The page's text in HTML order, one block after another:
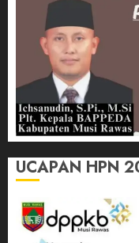
UCAPAN HPN